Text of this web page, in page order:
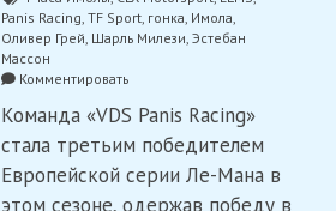
Panis Racing, TF Sport, гонка, Имола,
Оливер Грей, Шарль Милези, Эстебан
Массон
Комментироватьon
Panis»
выиграла
насыщенные
4
часа
Команда «VDS Panis Racing»
стала третьим победителем
Европейской серии Ле-Мана в
этом сезоне, одержав победу в